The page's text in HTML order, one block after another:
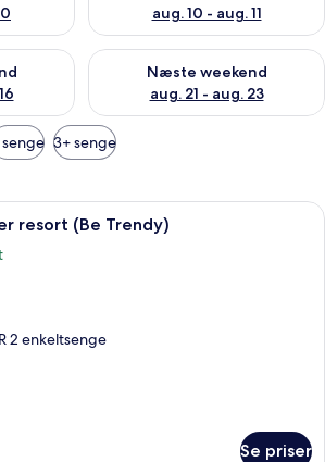
aug. 10 - aug. 11
denne weekend aug. 14 - aug. 16
Næste weekend
aug. 21 - aug. 23
Tjek tilgængelighed for næste
3+ senge
Værelse - udsigt over resort (Be
resort (Be Trendy)
2 enkeltsenge
Se priser